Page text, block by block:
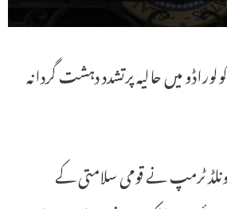
میں حالیہ پرتشدد دہشت گردانہ
ٹرمپ نے قومی سلامتی کے